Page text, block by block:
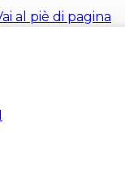
al piè di pagina